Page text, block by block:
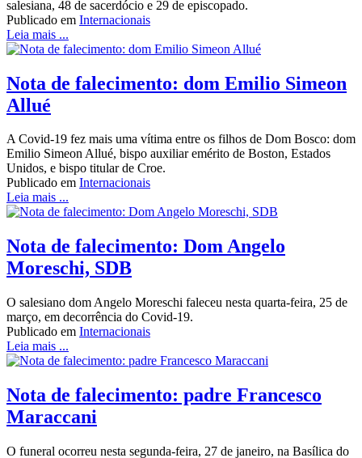
salesiana, 48 de sacerdócio e 29 de episcopado.
Publicado em Internacionais
Leia mais ...
Nota de falecimento: dom Emilio Simeon
Allué
A Covid-19 fez mais uma vítima entre os filhos de Dom Bosco: dom
Emilio Simeon Allué, bispo auxiliar emérito de Boston, Estados
Unidos, e bispo titular de Croe.
Publicado em Internacionais
Leia mais ...
Nota de falecimento: Dom Angelo
Moreschi, SDB
O salesiano dom Angelo Moreschi faleceu nesta quarta-feira, 25 de
março, em decorrência do Covid-19.
Publicado em Internacionais
Leia mais ...
Nota de falecimento: padre Francesco
Maraccani
O funeral ocorreu nesta segunda-feira, 27 de janeiro, na Basílica do